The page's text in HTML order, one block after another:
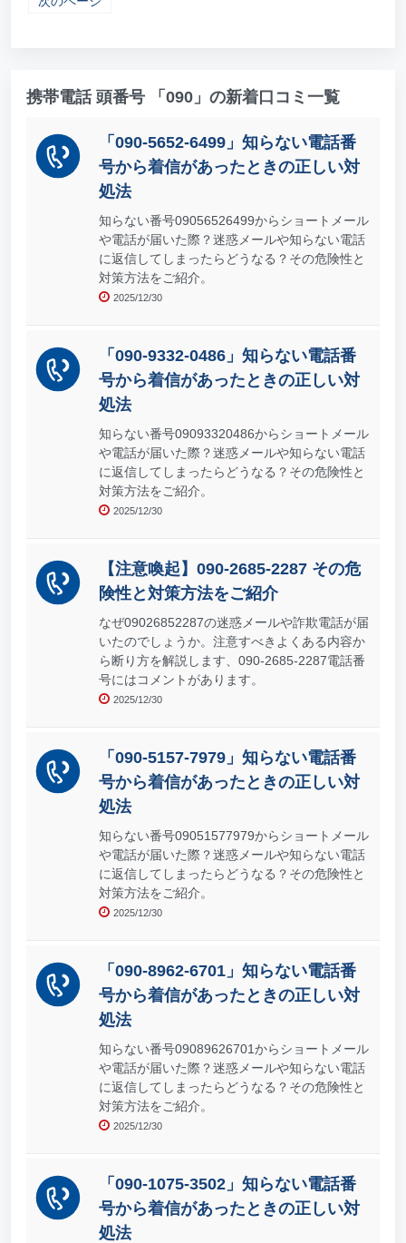
携帯電話 頭番号 「090」の新着口コミ一覧
「090-5652-6499」知らない電話番
号から着信があったときの正しい対
処法
知らない番号09056526499からショートメール
や電話が届いた際？迷惑メールや知らない電話
に返信してしまったらどうなる？その危険性と
対策方法をご紹介。
2025/12/30
「090-9332-0486」知らない電話番
号から着信があったときの正しい対
処法
知らない番号09093320486からショートメール
や電話が届いた際？迷惑メールや知らない電話
に返信してしまったらどうなる？その危険性と
対策方法をご紹介。
2025/12/30
【注意喚起】090-2685-2287 その危
険性と対策方法をご紹介
なぜ09026852287の迷惑メールや詐欺電話が届
いたのでしょうか。注意すべきよくある内容か
ら断り方を解説します、090-2685-2287電話番
号にはコメントがあります。
2025/12/30
「090-5157-7979」知らない電話番
号から着信があったときの正しい対
処法
知らない番号09051577979からショートメール
や電話が届いた際？迷惑メールや知らない電話
に返信してしまったらどうなる？その危険性と
対策方法をご紹介。
2025/12/30
「090-8962-6701」知らない電話番
号から着信があったときの正しい対
処法
知らない番号09089626701からショートメール
や電話が届いた際？迷惑メールや知らない電話
に返信してしまったらどうなる？その危険性と
対策方法をご紹介。
2025/12/30
「090-1075-3502」知らない電話番
号から着信があったときの正しい対
処法